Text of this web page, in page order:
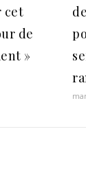
cet
de
»